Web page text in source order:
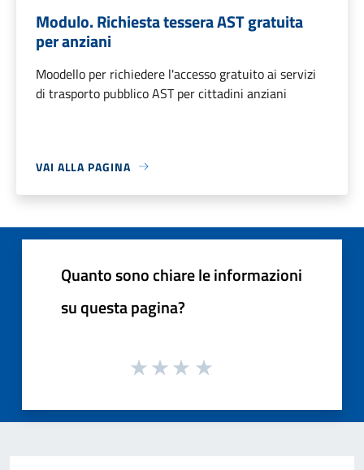
Modulo. Richiesta tessera AST gratuita
per anziani
Moodello per richiedere l'accesso gratuito ai servizi
di trasporto pubblico AST per cittadini anziani
VAI ALLA PAGINA
Quanto sono chiare le informazioni
su questa pagina?